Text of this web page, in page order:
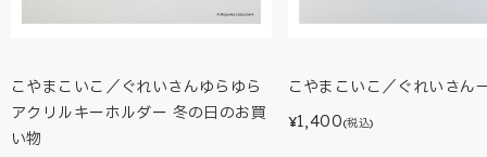
こやまこいこ／ぐれいさんゆらゆら
アクリルキーホルダー 冬の日のお買
い物
こやまこいこ／ぐれいさん
¥1,400(税込)